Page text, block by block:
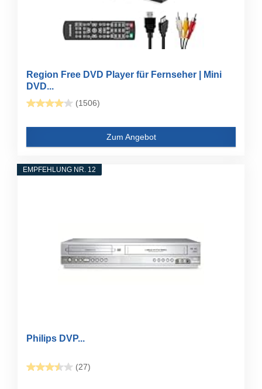
Region Free DVD Player für Fernseher | Mini
DVD...
(1506)
Zum Angebot
EMPFEHLUNG NR. 12
Philips DVP...
(27)